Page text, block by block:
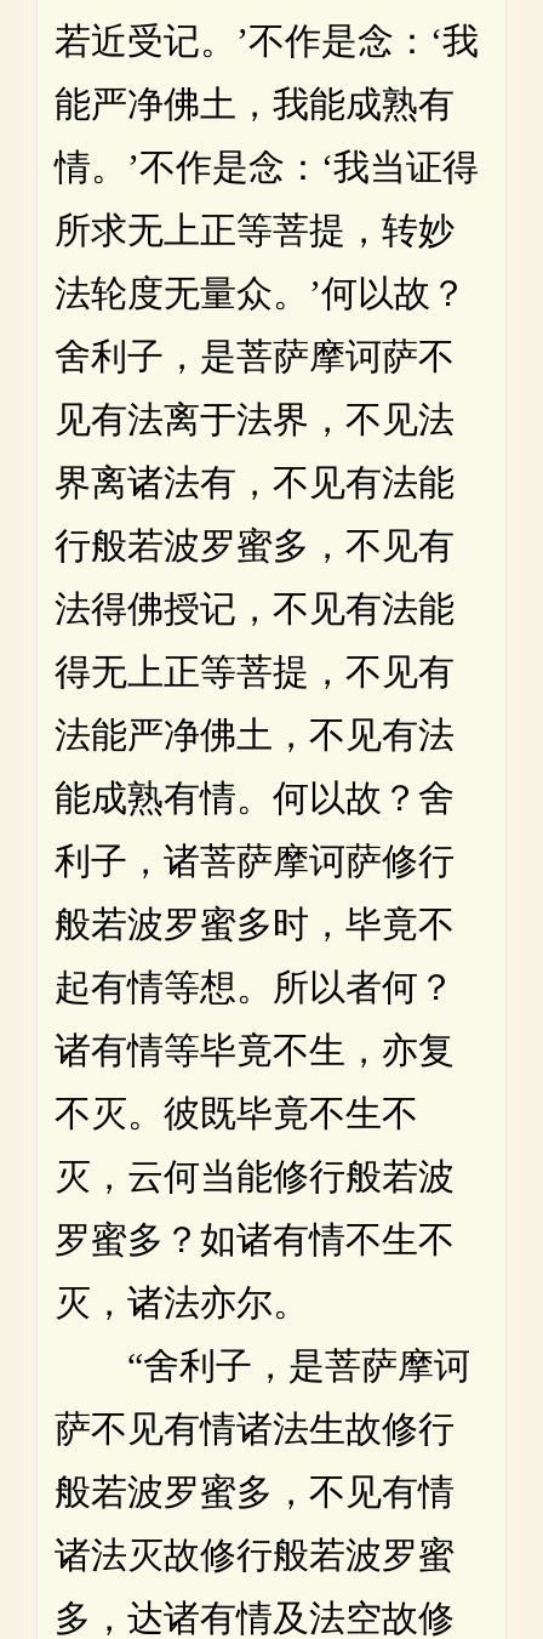
若近受记。’不作是念：‘我
能严净佛土，我能成熟有
情。’不作是念：‘我当证得
所求无上正等菩提，转妙
法轮度无量众。’何以故？
舍利子，是菩萨摩诃萨不
见有法离于法界，不见法
界离诸法有，不见有法能
行般若波罗蜜多，不见有
法得佛授记，不见有法能
得无上正等菩提，不见有
法能严净佛土，不见有法
能成熟有情。何以故？舍
利子，诸菩萨摩诃萨修行
般若波罗蜜多时，毕竟不
起有情等想。所以者何？
诸有情等毕竟不生，亦复
不灭。彼既毕竟不生不
灭，云何当能修行般若波
罗蜜多？如诸有情不生不
灭，诸法亦尔。
“舍利子，是菩萨摩诃
萨不见有情诸法生故修行
般若波罗蜜多，不见有情
诸法灭故修行般若波罗蜜
多，达诸有情及法空故修